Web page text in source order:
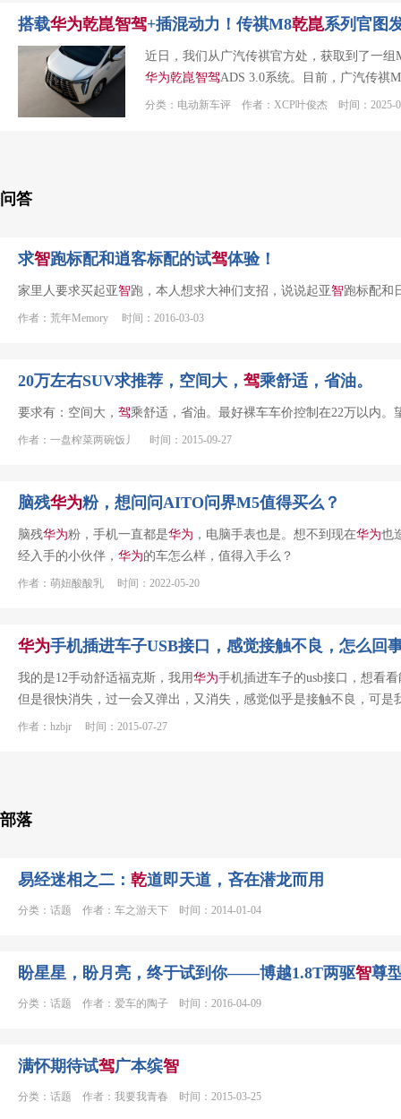
搭载华为乾崑智驾+插混动力！传祺M8乾崑系列官图
近日，我们从广汽传祺官方处，获取到了一组
华为乾崑智驾ADS 3.0系统。目前，广汽传祺
分类：电动新车评 作者：XCP叶俊杰 时间：2025-
问答
求智跑标配和逍客标配的试驾体验！
家里人要求买起亚智跑，本人想求大神们支招，说说起亚智跑标配和
作者：荒年Memory 时间：2016-03-03
20万左右SUV求推荐，空间大， 驾乘舒适，省油。
要求有：空间大， 驾乘舒适，省油。最好裸车车价控制在22万以内。
作者：一盘榨菜两碗饭丿 时间：2015-09-27
脑残华为粉，想问问AITO问界M5值得买么？
脑残华为粉，手机一直都是华为 ，电脑手表也是。想不到现在华为也
经入手的小伙伴， 华为的车怎么样，值得入手么？
作者：萌妞酸酸乳 时间：2022-05-20
华为手机插进车子USB接口，感觉接触不良，怎么回
我的是12手动舒适福克斯，我用华为手机插进车子的usb接口，想看
但是很快消失，过一会又弹出，又消失，感觉似乎是接触不良，可
作者：hzbjr 时间：2015-07-27
部落
易经迷相之二： 乾道即天道，吝在潜龙而用
分类：话题 作者：车之游天下 时间：2014-01-04
盼星星，盼月亮，终于试到你——博越1.8T两驱智尊
分类：话题 作者：爱车的陶子 时间：2016-04-09
满怀期待试驾广本缤智
分类：话题 作者：我要我青春 时间：2015-03-25